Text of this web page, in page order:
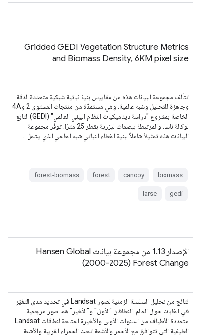
Gridded GEDI Vegetation Structure Metrics
and Biomass Density, 6KM pixel size
تتألف مجموعة البيانات هذه من مقاييس بنية نباتية شبكية متعددة الدقة
وجاهزة للتحليل وشبه عالمية، وهي مستمدّة من منتجات المستوى 2 و4A
الخاصة بمشروع "دراسة ديناميكيات النظام البيئي العالمي" (GEDI) التابع
لوكالة ناسا، والمرتبطة ببصمات ليزرية بقطر 25 مترًا. توفّر مجموعة
البيانات هذه تمثيلاً شاملاً لبنية الغطاء النباتي شبه العالمي الذي يشمل …
biomass
canopy
forest
forest-biomass
gedi
larse
الإصدار 1.13 من مجموعة بيانات Hansen Global
Forest Change‏ (2000-2025)
نتائج من تحليل السلسلة الزمنية لصور Landsat في تحديد مدى التغيّر
في الغابات حول العالم. النطاقان "الأول" و"الأخير" هما صور مرجعية
متعددة الأطياف من السنوات الأولى والأخيرة المتاحة لنطاقات Landsat
الطيفية التي تتوافق مع الأحمر والأشعة تحت الحمراء القريبة والأشعة